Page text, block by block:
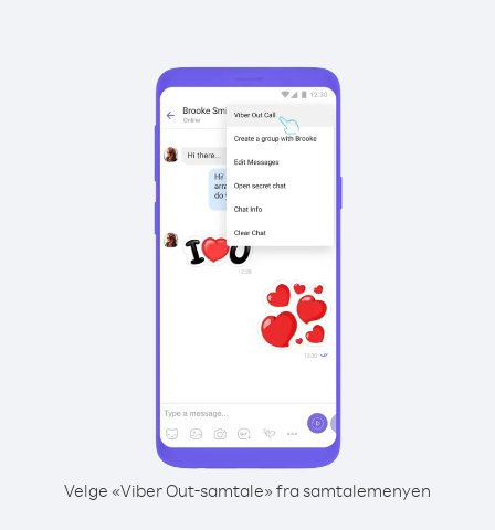
Velge «Viber Out-samtale» fra samtalemenyen